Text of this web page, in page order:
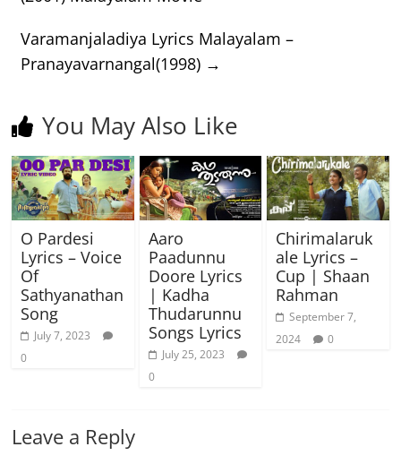
Varamanjaladiya Lyrics Malayalam –
Pranayavarnangal(1998) →
You May Also Like
O Pardesi
Lyrics – Voice
Of
Sathyanathan
Song
July 7, 2023
0
Aaro
Paadunnu
Doore Lyrics
| Kadha
Thudarunnu
Songs Lyrics
July 25, 2023
0
Chirimalaruk
ale Lyrics –
Cup | Shaan
Rahman
September 7,
2024
0
Leave a Reply